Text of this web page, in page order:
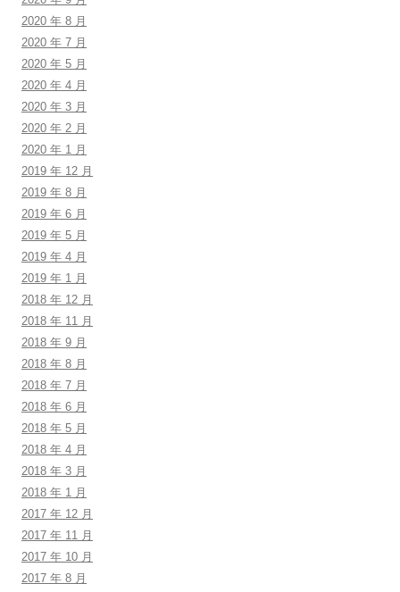
2020 年 8 月
2020 年 7 月
2020 年 5 月
2020 年 4 月
2020 年 3 月
2020 年 2 月
2020 年 1 月
2019 年 12 月
2019 年 8 月
2019 年 6 月
2019 年 5 月
2019 年 4 月
2019 年 1 月
2018 年 12 月
2018 年 11 月
2018 年 9 月
2018 年 8 月
2018 年 7 月
2018 年 6 月
2018 年 5 月
2018 年 4 月
2018 年 3 月
2018 年 1 月
2017 年 12 月
2017 年 11 月
2017 年 10 月
2017 年 8 月